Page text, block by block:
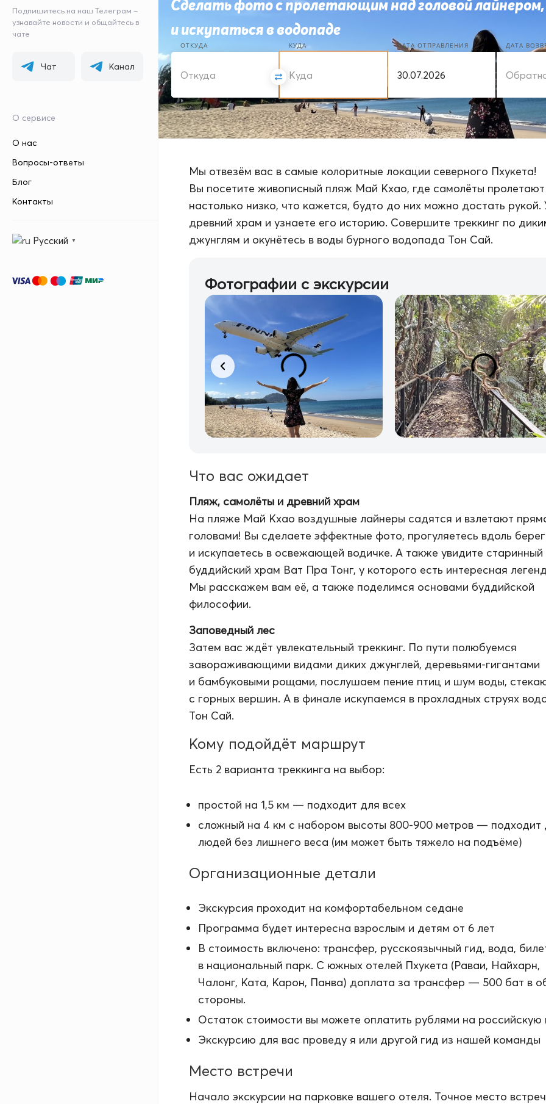
Подпишитесь на наш Телеграм –
узнавайте новости и общайтесь в
чате
Чат Канал
О сервисе
О нас
Вопросы-ответы
Блог
Контакты
Русский ▼
Сделать фото с пролетающим над головой
и искупаться в водопаде
ОТКУДА КУДА ДАТА ОТПРАВЛЕНИЯ ДАТА
Мы отвезём вас в самые колоритные локации северного Пхукета!
Вы посетите живописный пляж Май Кхао, где самолёты пролетают
настолько низко, что кажется, будто до них можно достать рукой.
древний храм и узнаете его историю. Совершите треккинг по
джунглям и окунётесь в воды бурного водопада Тон Сай.
Фотографии с экскурсии
Что вас ожидает
Пляж, самолёты и древний храм
На пляже Май Кхао воздушные лайнеры садятся и взлетают
головами! Вы сделаете эффектные фото, прогуляетесь вдоль
и искупаетесь в освежающей водичке. А также увидите старинный
буддийский храм Ват Пра Тонг, у которого есть интересная
Мы расскажем вам её, а также поделимся основами буддийской
философии.
Заповедный лес
Затем вас ждёт увлекательный треккинг. По пути полюбуемся
завораживающими видами диких джунглей, деревьями-гигантами
и бамбуковыми рощами, послушаем пение птиц и шум воды,
с горных вершин. А в финале искупаемся в прохладных струях
Тон Сай.
Кому подойдёт маршрут
Есть 2 варианта треккинга на выбор:
простой на 1,5 км — подходит для всех
сложный на 4 км с набором высоты 800-900 метров — подходит
людей без лишнего веса (им может быть тяжело на подъёме)
Организационные детали
Экскурсия проходит на комфортабельном седане
Программа будет интересна взрослым и детям от 6 лет
В стоимость включено: трансфер, русскоязычный гид, вода,
в национальный парк. С южных отелей Пхукета (Раваи, Найхарн,
Чалонг, Ката, Карон, Панва) доплата за трансфер — 500 бат в
стороны.
Остаток стоимости вы можете оплатить рублями на российскую
Экскурсию для вас проведу я или другой гид из нашей команды
Место встречи
Начало экскурсии на парковке вашего отеля. Точное место